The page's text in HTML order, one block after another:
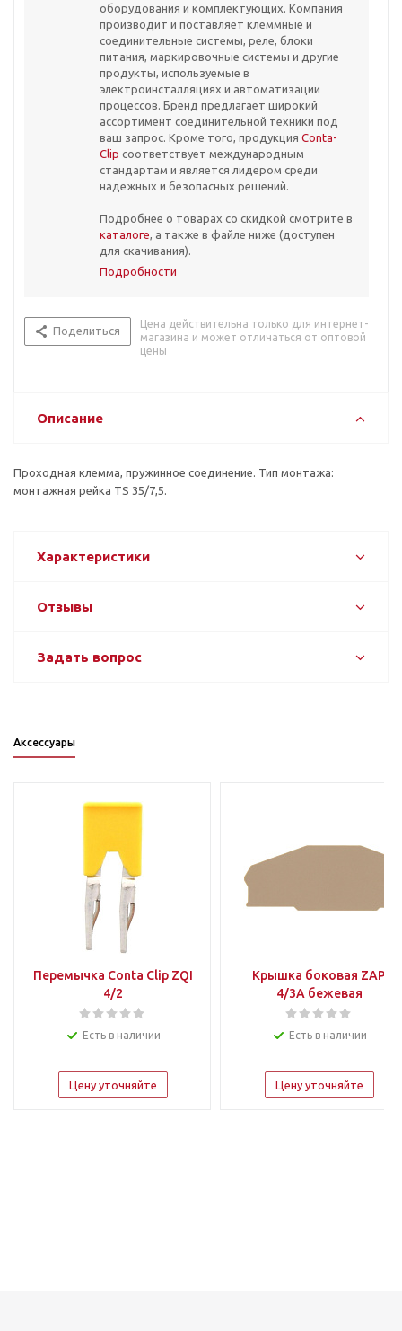
оборудования и комплектующих. Компания
производит и поставляет клеммные и
соединительные системы, реле, блоки
питания, маркировочные системы и другие
продукты, используемые в
электроинсталляциях и автоматизации
процессов. Бренд предлагает широкий
ассортимент соединительной техники под
ваш запрос. Кроме того, продукция Conta-
Clip соответствует международным
стандартам и является лидером среди
надежных и безопасных решений.
Подробнее о товарах со скидкой смотрите в
каталоге, а также в файле ниже (доступен
для скачивания).
Подробности
Поделиться
Цена действительна только для интернет-
магазина и может отличаться от оптовой
цены
Описание
Проходная клемма, пружинное соединение. Тип монтажа:
монтажная рейка TS 35/7,5.
Характеристики
Отзывы
Задать вопрос
Аксессуары
Перемычка Conta Clip ZQI
4/2
Есть в наличии
Цену уточняйте
Крышка боковая ZAP
4/3A бежевая
Есть в наличии
Цену уточняйте